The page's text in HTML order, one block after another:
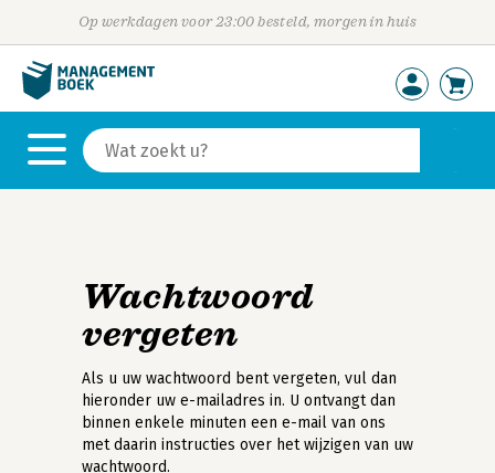
Op werkdagen voor 23:00 besteld, morgen in huis
Wachtwoord
vergeten
Als u uw wachtwoord bent vergeten, vul dan
hieronder uw e-mailadres in. U ontvangt dan
binnen enkele minuten een e-mail van ons
met daarin instructies over het wijzigen van uw
wachtwoord.